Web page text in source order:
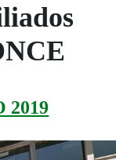
2019